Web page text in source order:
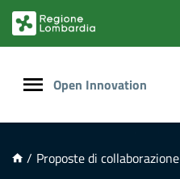
PRINCIPALE
Open Innovation
/ Proposte di collaborazione